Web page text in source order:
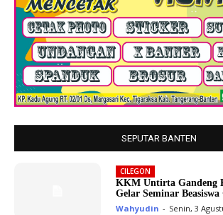
SEPUTAR BANTEN
CILEGON
KKM Untirta Gandeng
Gelar Seminar
Wahyudin - Senin, 3